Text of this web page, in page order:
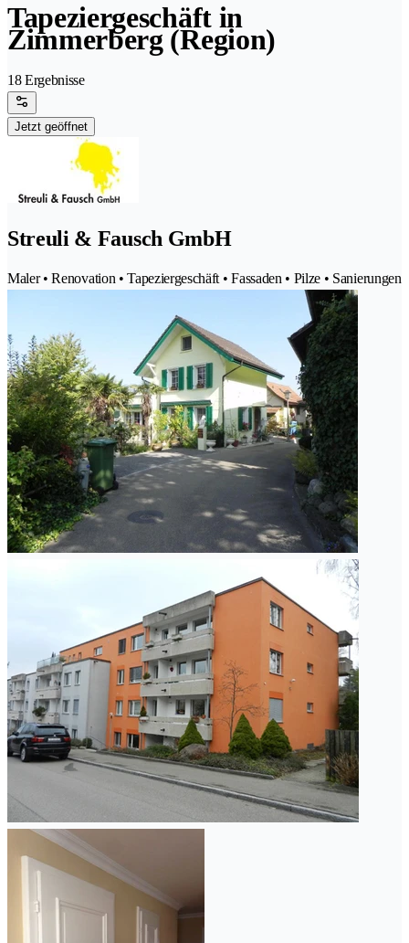
Tapeziergeschäft in
Zimmerberg (Region)
18 Ergebnisse
Jetzt geöffnet
Streuli & Fausch GmbH
Maler • Renovation • Tapeziergeschäft • Fassaden • Pilze • Sanierungen